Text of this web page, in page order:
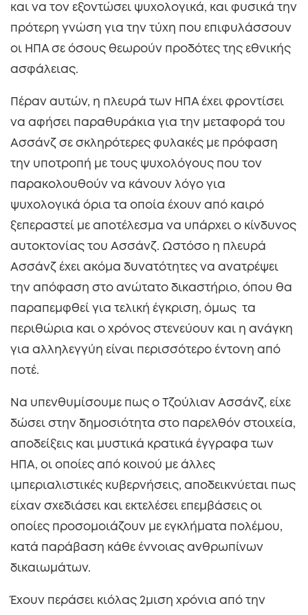
και να τον εξοντώσει ψυχολογικά, και φυσικά την
πρότερη γνώση για την τύχη που επιφυλάσσουν
οι ΗΠΑ σε όσους θεωρούν προδότες της εθνικής
ασφάλειας.
Πέραν αυτών, η πλευρά των ΗΠΑ έχει φροντίσει
να αφήσει παραθυράκια για την μεταφορά του
Ασσάνζ σε σκληρότερες φυλακές με πρόφαση
την υποτροπή με τους ψυχολόγους που τον
παρακολουθούν να κάνουν λόγο για
ψυχολογικά όρια τα οποία έχουν από καιρό
ξεπεραστεί με αποτέλεσμα να υπάρχει ο κίνδυνος
αυτοκτονίας του Ασσάνζ. Ωστόσο η πλευρά
Ασσάνζ έχει ακόμα δυνατότητες να ανατρέψει
την απόφαση στο ανώτατο δικαστήριο, όπου θα
παραπεμφθεί για τελική έγκριση, όμως τα
περιθώρια και ο χρόνος στενεύουν και η ανάγκη
για αλληλεγγύη είναι περισσότερο έντονη από
ποτέ.
Να υπενθυμίσουμε πως ο Τζούλιαν Ασσάνζ, είχε
δώσει στην δημοσιότητα στο παρελθόν στοιχεία,
αποδείξεις και μυστικά κρατικά έγγραφα των
ΗΠΑ, οι οποίες από κοινού με άλλες
ιμπεριαλιστικές κυβερνήσεις, αποδεικνύεται πως
είχαν σχεδιάσει και εκτελέσει επεμβάσεις οι
οποίες προσομοιάζουν με εγκλήματα πολέμου,
κατά παράβαση κάθε έννοιας ανθρωπίνων
δικαιωμάτων.
Έχουν περάσει κιόλας 2μιση χρόνια από την